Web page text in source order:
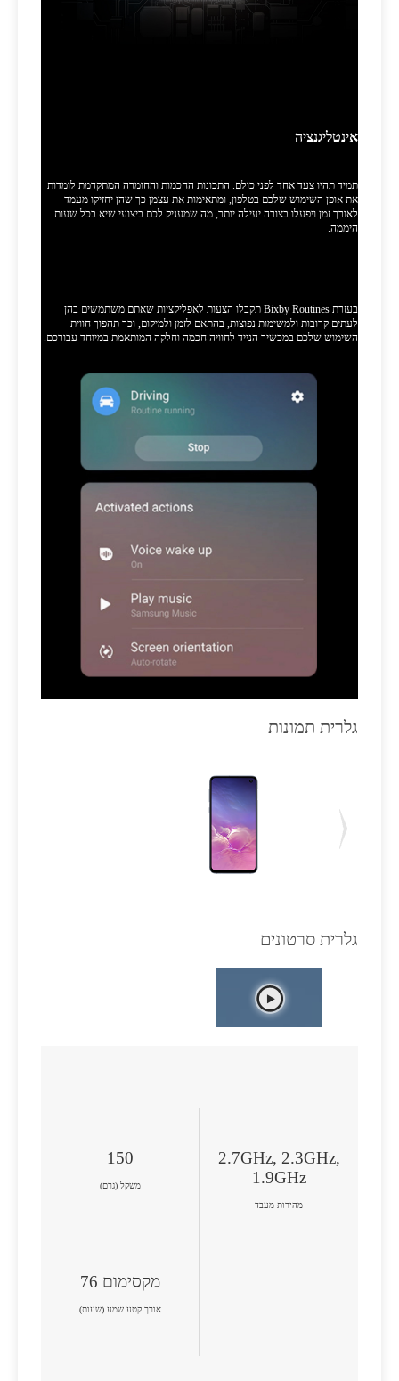
אינטליגנציה
תמיד תהיו צעד אחד לפני כולם. התכונות החכמות והחומרה המתקדמת לומדות
את אופן השימוש שלכם בטלפון, ומתאימות את עצמן כך שהן יחזיקו מעמד
לאורך זמן ויפעלו בצורה יעילה יותר, מה שמעניק לכם ביצועי שיא בכל שעות
היממה.
בעזרת Bixby Routines תקבלו הצעות לאפליקציות שאתם משתמשים בהן
לעתים קרובות ולמשימות נפוצות, בהתאם לזמן ולמיקום, וכך תהפוך חווית
השימוש שלכם במכשיר הנייד לחוויה חכמה וחלקה המותאמת במיוחד עבורכם.
גלרית תמונות
גלרית סרטונים
2.7GHz, 2.3GHz,
1.9GHz
מהירות מעבד
150
משקל (גרם)
מקסימום 76
אורך קטע שמע (שעות)